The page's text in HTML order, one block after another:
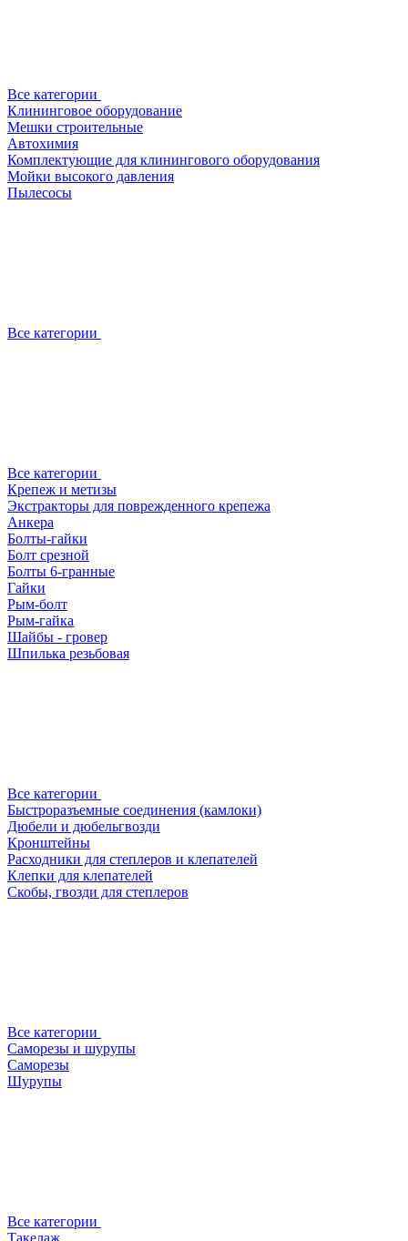
Все категории
Клининговое оборудование
Мешки строительные
Автохимия
Комплектующие для клинингового оборудования
Мойки высокого давления
Пылесосы
Все категории
Все категории
Крепеж и метизы
Экстракторы для поврежденного крепежа
Анкера
Болты-гайки
Болт срезной
Болты 6-гранные
Гайки
Рым-болт
Рым-гайка
Шайбы - гровер
Шпилька резьбовая
Все категории
Быстроразъемные соединения (камлоки)
Дюбели и дюбельгвозди
Кронштейны
Расходники для степлеров и клепателей
Клепки для клепателей
Скобы, гвозди для степлеров
Все категории
Саморезы и шурупы
Саморезы
Шурупы
Все категории
Такелаж